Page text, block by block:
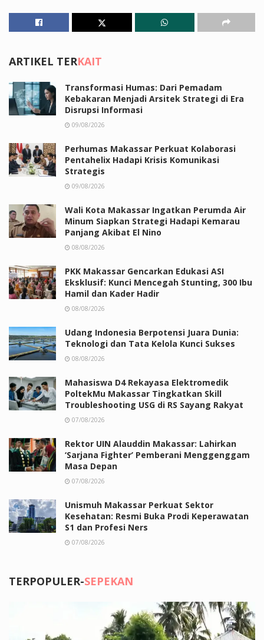
ARTIKEL TERKAIT
Transformasi Humas: Dari Pemadam
Kebakaran Menjadi Arsitek Strategi di Era
Disrupsi Informasi
09/08/2026
Perhumas Makassar Perkuat Kolaborasi
Pentahelix Hadapi Krisis Komunikasi
Strategis
09/08/2026
Wali Kota Makassar Ingatkan Perumda Air
Minum Siapkan Strategi Hadapi Kemarau
Panjang Akibat El Nino
08/08/2026
PKK Makassar Gencarkan Edukasi ASI
Eksklusif: Kunci Mencegah Stunting, 300 Ibu
Hamil dan Kader Hadir
08/08/2026
Udang Indonesia Berpotensi Juara Dunia:
Teknologi dan Tata Kelola Kunci Sukses
08/08/2026
Mahasiswa D4 Rekayasa Elektromedik
PoltekMu Makassar Tingkatkan Skill
Troubleshooting USG di RS Sayang Rakyat
07/08/2026
Rektor UIN Alauddin Makassar: Lahirkan
‘Sarjana Fighter’ Pemberani Menggenggam
Masa Depan
07/08/2026
Unismuh Makassar Perkuat Sektor
Kesehatan: Resmi Buka Prodi Keperawatan
S1 dan Profesi Ners
07/08/2026
TERPOPULER-SEPEKAN